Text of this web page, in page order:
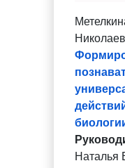
Наталья